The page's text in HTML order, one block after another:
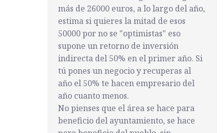
más de 26000 euros, a lo largo del año,
estima si quieres la mitad de esos
50000 por no se "optimistas" eso
supone un retorno de inversión
indirecta del 50% en el primer año. Si
tú pones un negocio y recuperas al
año el 50% te hacen empresario del
año cuanto menos.
No pienses que el área se hace para
beneficio del ayuntamiento, se hace